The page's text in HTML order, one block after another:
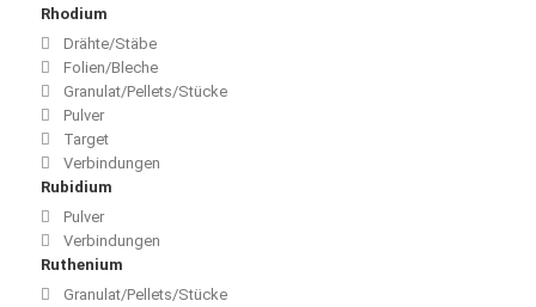
Rhodium
Drähte/Stäbe
Folien/Bleche
Granulat/Pellets/Stücke
Pulver
Target
Verbindungen
Rubidium
Pulver
Verbindungen
Ruthenium
Granulat/Pellets/Stücke